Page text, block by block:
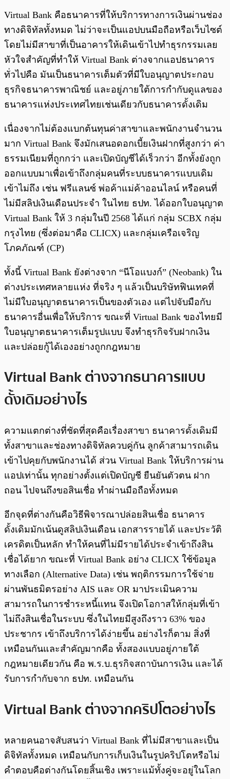
Virtual Bank คือธนาคารที่ให้บริการทางการเงินผ่านช่อง
ทางดิจิทัลทั้งหมด ไม่ว่าจะเป็นแอปบนมือถือหรือเว็บไซต์
โดยไม่มีสาขาที่เป็นอาคารให้เดินเข้าไปทำธุรกรรมเลย
หัวใจสำคัญที่ทำให้ Virtual Bank ต่างจากแอปธนาคาร
ทั่วไปคือ มันเป็นธนาคารเต็มตัวที่มีใบอนุญาตประกอบ
ธุรกิจธนาคารพาณิชย์ และอยู่ภายใต้การกำกับดูแลของ
ธนาคารแห่งประเทศไทยเช่นเดียวกับธนาคารดั้งเดิม
เนื่องจากไม่ต้องแบกต้นทุนค่าสาขาและพนักงานจำนวน
มาก Virtual Bank จึงมักเสนอดอกเบี้ยเงินฝากที่สูงกว่า ค่า
ธรรมเนียมที่ถูกกว่า และเปิดบัญชีได้เร็วกว่า อีกทั้งยังถูก
ออกแบบมาเพื่อเข้าถึงกลุ่มคนที่ระบบธนาคารแบบเดิม
เข้าไม่ถึง เช่น ฟรีแลนซ์ พ่อค้าแม่ค้าออนไลน์ หรือคนที่
ไม่มีสลิปเงินเดือนประจำ ในไทย ธปท. ได้ออกใบอนุญาต
Virtual Bank ให้ 3 กลุ่มในปี 2568 ได้แก่ กลุ่ม SCBX กลุ่ม
กรุงไทย (ซึ่งต่อมาคือ CLICX) และกลุ่มเครือเจริญ
โภคภัณฑ์ (CP)
ทั้งนี้ Virtual Bank ยังต่างจาก “นีโอแบงก์” (Neobank) ใน
ต่างประเทศหลายแห่ง ที่จริง ๆ แล้วเป็นบริษัทฟินเทคที่
ไม่มีใบอนุญาตธนาคารเป็นของตัวเอง แต่ไปจับมือกับ
ธนาคารอื่นเพื่อให้บริการ ขณะที่ Virtual Bank ของไทยมี
ใบอนุญาตธนาคารเต็มรูปแบบ จึงทำธุรกิจรับฝากเงิน
และปล่อยกู้ได้เองอย่างถูกกฎหมาย
Virtual Bank ต่างจากธนาคารแบบ
ดั้งเดิมอย่างไร
ความแตกต่างที่ชัดที่สุดคือเรื่องสาขา ธนาคารดั้งเดิมมี
ทั้งสาขาและช่องทางดิจิทัลควบคู่กัน ลูกค้าสามารถเดิน
เข้าไปคุยกับพนักงานได้ ส่วน Virtual Bank ให้บริการผ่าน
แอปเท่านั้น ทุกอย่างตั้งแต่เปิดบัญชี ยืนยันตัวตน ฝาก
ถอน ไปจนถึงขอสินเชื่อ ทำผ่านมือถือทั้งหมด
อีกจุดที่ต่างกันคือวิธีพิจารณาปล่อยสินเชื่อ ธนาคาร
ดั้งเดิมมักเน้นดูสลิปเงินเดือน เอกสารรายได้ และประวัติ
เครดิตเป็นหลัก ทำให้คนที่ไม่มีรายได้ประจำเข้าถึงสิน
เชื่อได้ยาก ขณะที่ Virtual Bank อย่าง CLICX ใช้ข้อมูล
ทางเลือก (Alternative Data) เช่น พฤติกรรมการใช้จ่าย
ผ่านพันธมิตรอย่าง AIS และ OR มาประเมินความ
สามารถในการชำระหนี้แทน จึงเปิดโอกาสให้กลุ่มที่เข้า
ไม่ถึงสินเชื่อในระบบ ซึ่งในไทยมีสูงถึงราว 63% ของ
ประชากร เข้าถึงบริการได้ง่ายขึ้น อย่างไรก็ตาม สิ่งที่
เหมือนกันและสำคัญมากคือ ทั้งสองแบบอยู่ภายใต้
กฎหมายเดียวกัน คือ พ.ร.บ.ธุรกิจสถาบันการเงิน และได้
รับการกำกับจาก ธปท. เหมือนกัน
Virtual Bank ต่างจากคริปโตอย่างไร
หลายคนอาจสับสนว่า Virtual Bank ที่ไม่มีสาขาและเป็น
ดิจิทัลทั้งหมด เหมือนกับการเก็บเงินในรูปคริปโตหรือไม่
คำตอบคือต่างกันโดยสิ้นเชิง เพราะแม้ทั้งคู่จะอยู่ในโลก